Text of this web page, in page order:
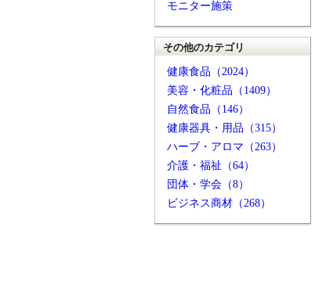
モニター施策
その他のカテゴリ
健康食品（2024）
美容・化粧品（1409）
自然食品（146）
健康器具・用品（315）
ハーブ・アロマ（263）
介護・福祉（64）
団体・学会（8）
ビジネス商材（268）